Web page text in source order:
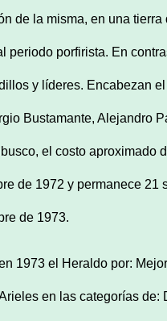
de la misma, en una
periodo porfirista. En
y líderes. Encabezan
Bustamante, Alejandro
el costo aproximado
de 1972 y permanece 21
de 1973.
1973 el Heraldo por:
en las categorías de: